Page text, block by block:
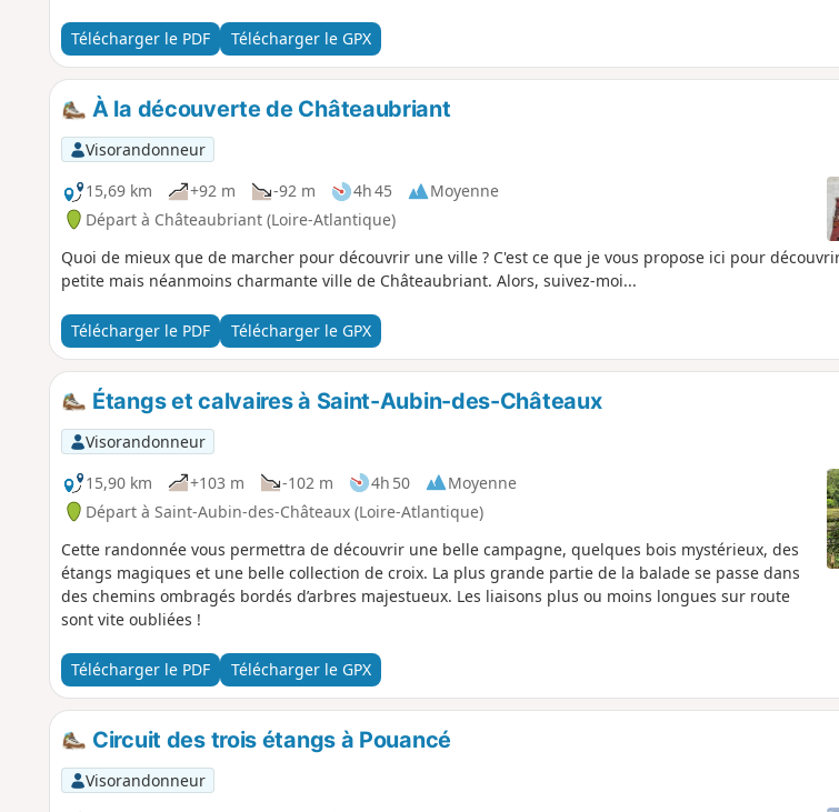
Télécharger le PDF Télécharger le GPX
À la découverte de Châteaubriant
Visorandonneur
15,69 km
+92 m -92 m 4h 45
Moyenne
Départ à Châteaubriant (Loire-Atlantique)
Quoi de mieux que de marcher pour découvrir une ville ? C'est ce que je vous propose ici pour
petite mais néanmoins charmante ville de Châteaubriant. Alors, suivez-moi...
Télécharger le PDF Télécharger le GPX
Étangs et calvaires à Saint-Aubin-des-Châteaux
Visorandonneur
15,90 km
+103 m -102 m 4h 50
Moyenne
Départ à Saint-Aubin-des-Châteaux (Loire-Atlantique)
Cette randonnée vous permettra de découvrir une belle campagne, quelques bois mystérieux, des
étangs magiques et une belle collection de croix. La plus grande partie de la balade se passe dans
des chemins ombragés bordés d’arbres majestueux. Les liaisons plus ou moins longues sur route
sont vite oubliées !
Télécharger le PDF Télécharger le GPX
Circuit des trois étangs à Pouancé
Visorandonneur